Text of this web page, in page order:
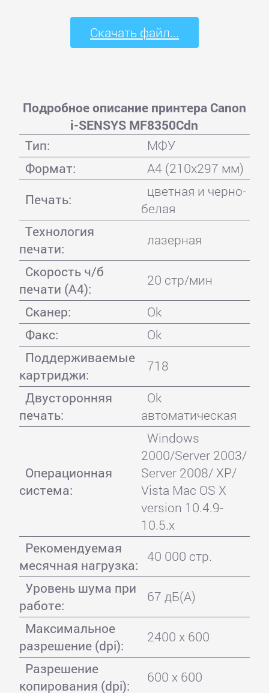
Скачать файл...
Подробное описание принтера Canon
i-SENSYS MF8350Cdn
Тип:
МФУ
Формат:
A4 (210x297 мм)
Печать:
цветная и черно-
белая
Технология
печати:
лазерная
Скорость ч/б
печати (А4):
20 стр/мин
Сканер:
Ok
Факс:
Ok
Поддерживаемые
картриджи:
718
Двусторонняя
печать:
Ok
автоматическая
Операционная
система:
Windows
2000/Server 2003/
Server 2008/ XP/
Vista Mac OS X
version 10.4.9-
10.5.x
Рекомендуемая
месячная нагрузка:
40 000 стр.
Уровень шума при
работе:
67 дБ(А)
Максимальное
разрешение (dpi):
2400 x 600
Разрешение
копирования (dpi):
600 x 600